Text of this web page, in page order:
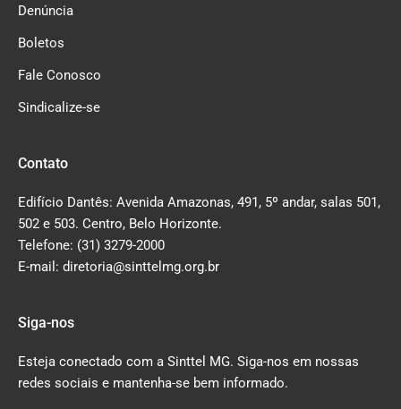
Denúncia
Boletos
Fale Conosco
Sindicalize-se
Contato
Edifício Dantês: Avenida Amazonas, 491, 5º andar, salas 501,
502 e 503. Centro, Belo Horizonte.
Telefone: (31) 3279-2000
E-mail: diretoria@sinttelmg.org.br
Siga-nos
Esteja conectado com a Sinttel MG. Siga-nos em nossas
redes sociais e mantenha-se bem informado.